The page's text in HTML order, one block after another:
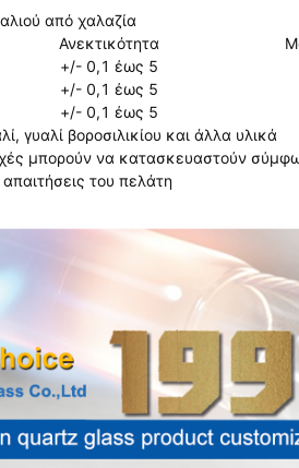
από χαλαζία
Ανεκτικότητα
+/- 0,1 έως 5
+/- 0,1 έως 5
+/- 0,1 έως 5
γυαλί βοροσιλικίου και άλλα υλικά
μπορούν να κατασκευαστούν
απαιτήσεις του πελάτη